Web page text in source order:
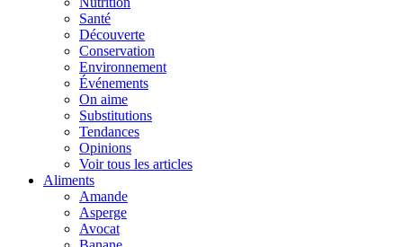
Santé
Découverte
Conservation
Environnement
Événements
On aime
Substitutions
Tendances
Opinions
Voir tous les articles
Aliments
Amande
Asperge
Avocat